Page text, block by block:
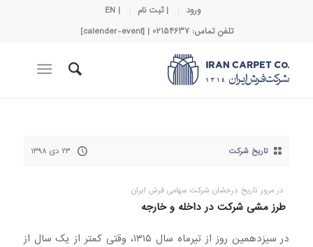
ورود | ثبت نام
| EN
تلفن تماس: 02154637 | [calender-event]
تاریخ شرکت ۲۳ دی ۱۳۹۸
در مرور تاریخ درخشان شرکت سهامی فرش ایران
طرز مشی شرکت در داخله و خارجه
در سیزدهمین روز از تیرماه سال ۱۳۱۵، وقتی کمتر از یک سال از